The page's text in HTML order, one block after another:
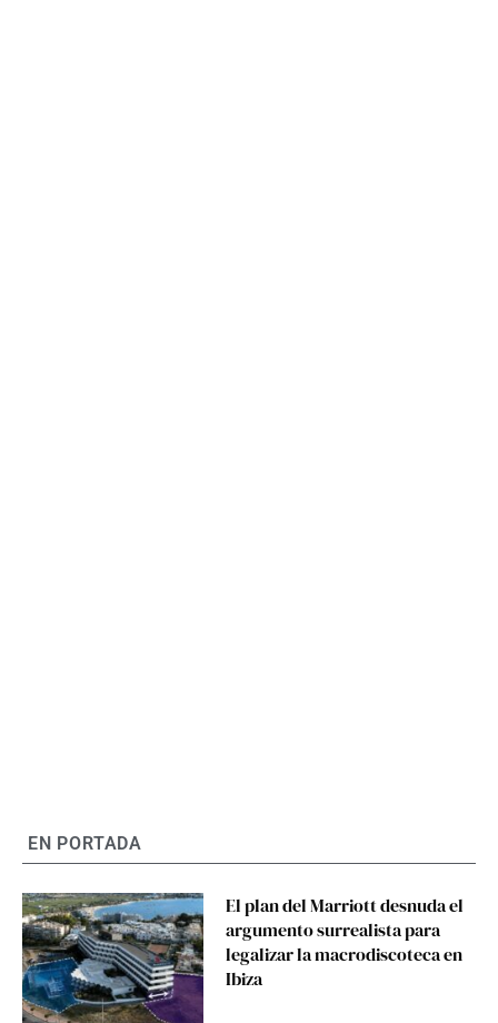
EN PORTADA
El plan del Marriott desnuda el
argumento surrealista para
legalizar la macrodiscoteca en
Ibiza